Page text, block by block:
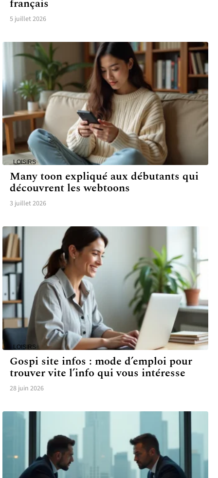
français
5 juillet 2026
LOISIRS
Many toon expliqué aux débutants qui
découvrent les webtoons
3 juillet 2026
LOISIRS
Gospi site infos : mode d’emploi pour
trouver vite l’info qui vous intéresse
28 juin 2026